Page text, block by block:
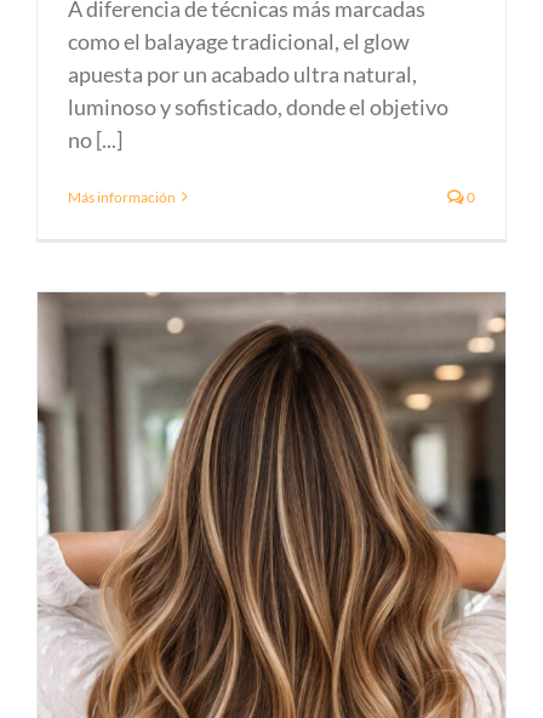
A diferencia de técnicas más marcadas
como el balayage tradicional, el glow
apuesta por un acabado ultra natural,
luminoso y sofisticado, donde el objetivo
no [...]
Más información 0